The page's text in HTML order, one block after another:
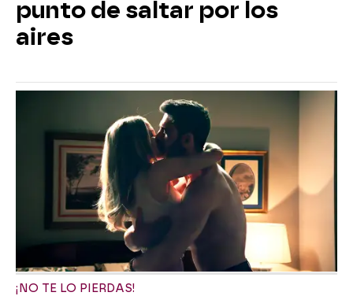
punto de saltar por los
aires
¡NO TE LO PIERDAS!